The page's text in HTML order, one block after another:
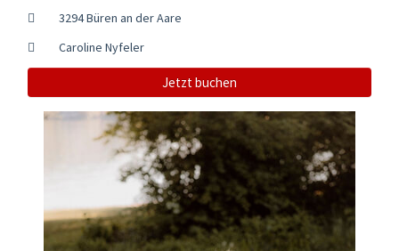
3294 Büren an der Aare
Caroline Nyfeler
Jetzt buchen